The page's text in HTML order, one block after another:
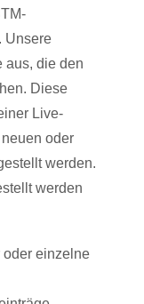
Unsere
aus, die den
Diese
Live-
oder
werden.
werden
oder einzelne